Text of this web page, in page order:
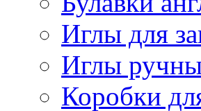
Иглы для
Иглы
Коробки